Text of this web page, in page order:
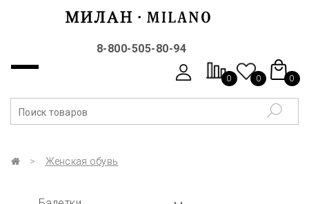
8-800-505-80-94
0 0 0
Женская обувь